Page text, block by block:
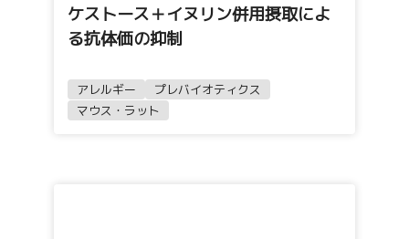
ケストース＋イヌリン併用摂取によ
る抗体価の抑制
アレルギー
プレバイオティクス
マウス・ラット